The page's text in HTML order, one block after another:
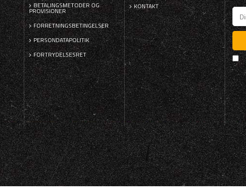
BETALINGSMETODER OG
PROVISIONER
FORRETNINGSBETINGELSER
PERSONDATAPOLITIK
FORTRYDELSESRET
KONTAKT